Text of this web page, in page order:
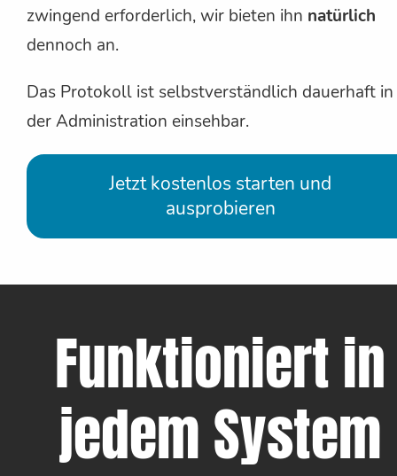
zwingend erforderlich, wir bieten ihn natürlich
dennoch an.
Das Protokoll ist selbstverständlich dauerhaft in
der Administration einsehbar.
Jetzt kostenlos starten und
ausprobieren
Funktioniert in
jedem System